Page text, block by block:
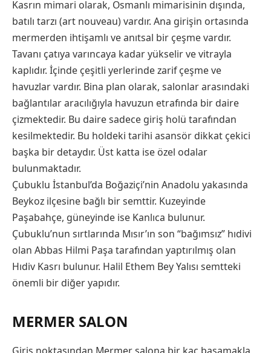
Kasrın mimari olarak, Osmanlı mimarisinin dışında,
batılı tarzı (art nouveau) vardır. Ana girişin ortasında
mermerden ihtişamlı ve anıtsal bir çeşme vardır.
Tavanı çatıya varıncaya kadar yükselir ve vitrayla
kaplıdır. İçinde çeşitli yerlerinde zarif çeşme ve
havuzlar vardır. Bina plan olarak, salonlar arasındaki
bağlantılar aracılığıyla havuzun etrafında bir daire
çizmektedir. Bu daire sadece giriş holü tarafından
kesilmektedir. Bu holdeki tarihi asansör dikkat çekici
başka bir detaydır. Üst katta ise özel odalar
bulunmaktadır.
Çubuklu İstanbul’da Boğaziçi’nin Anadolu yakasında
Beykoz ilçesine bağlı bir semttir. Kuzeyinde
Paşabahçe, güneyinde ise Kanlıca bulunur.
Çubuklu’nun sırtlarında Mısır’ın son “bağımsız” hıdivi
olan Abbas Hilmi Paşa tarafından yaptırılmış olan
Hıdiv Kasrı bulunur. Halil Ethem Bey Yalısı semtteki
önemli bir diğer yapıdır.
MERMER SALON